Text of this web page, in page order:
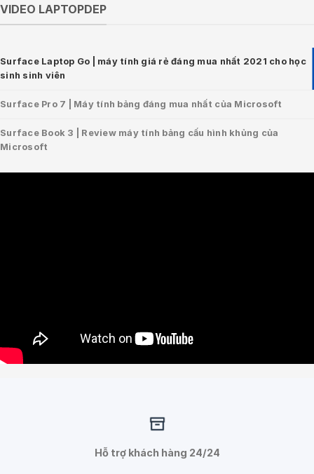
VIDEO LAPTOPDEP
Surface Laptop Go | máy tính giá rẻ đáng mua nhất 2021 cho học
sinh sinh viên
Surface Pro 7 | Máy tính bảng đáng mua nhất của Microsoft
Surface Book 3 | Review máy tính bảng cấu hình khủng của
Microsoft
Hỗ trợ khách hàng 24/24